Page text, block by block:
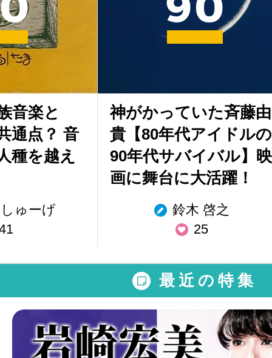
音楽と
通点？ 音
種を越え
ゅーげ
90
神がかっていた斉藤由
貴【80年代アイドルの
90年代サバイバル】映
画に舞台に大活躍！
鈴木 啓之
25
最近の特集